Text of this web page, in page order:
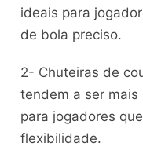
ideais para
de bola preciso.
2- Chuteiras de
tendem a ser mais
para jogadores
flexibilidade.